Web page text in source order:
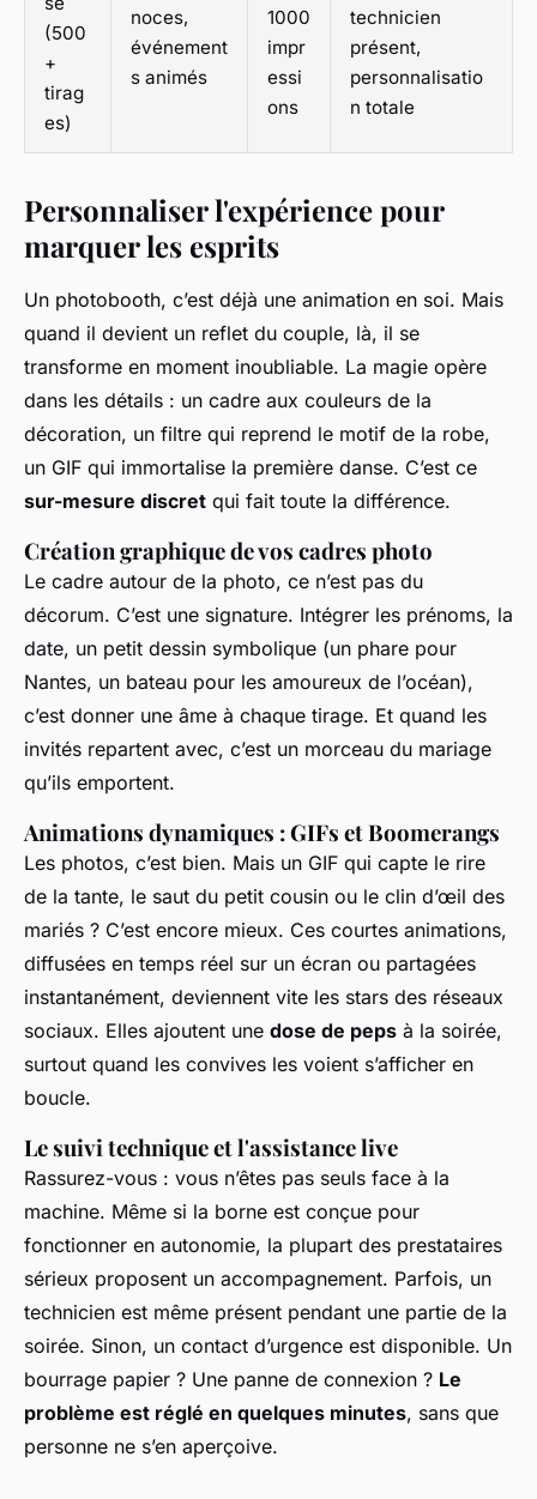
(500
+
tirag
es)
noces,
événement
s animés
1000
impr
essi
ons
technicien
présent,
personnalisatio
n totale
Personnaliser l'expérience pour
marquer les esprits
Un photobooth, c’est déjà une animation en soi. Mais
quand il devient un reflet du couple, là, il se
transforme en moment inoubliable. La magie opère
dans les détails : un cadre aux couleurs de la
décoration, un filtre qui reprend le motif de la robe,
un GIF qui immortalise la première danse. C’est ce
sur-mesure discret qui fait toute la différence.
Création graphique de vos cadres photo
Le cadre autour de la photo, ce n’est pas du
décorum. C’est une signature. Intégrer les prénoms, la
date, un petit dessin symbolique (un phare pour
Nantes, un bateau pour les amoureux de l’océan),
c’est donner une âme à chaque tirage. Et quand les
invités repartent avec, c’est un morceau du mariage
qu’ils emportent.
Animations dynamiques : GIFs et Boomerangs
Les photos, c’est bien. Mais un GIF qui capte le rire
de la tante, le saut du petit cousin ou le clin d’œil des
mariés ? C’est encore mieux. Ces courtes animations,
diffusées en temps réel sur un écran ou partagées
instantanément, deviennent vite les stars des réseaux
sociaux. Elles ajoutent une dose de peps à la soirée,
surtout quand les convives les voient s’afficher en
boucle.
Le suivi technique et l'assistance live
Rassurez-vous : vous n’êtes pas seuls face à la
machine. Même si la borne est conçue pour
fonctionner en autonomie, la plupart des prestataires
sérieux proposent un accompagnement. Parfois, un
technicien est même présent pendant une partie de la
soirée. Sinon, un contact d’urgence est disponible. Un
bourrage papier ? Une panne de connexion ? Le
problème est réglé en quelques minutes, sans que
personne ne s’en aperçoive.